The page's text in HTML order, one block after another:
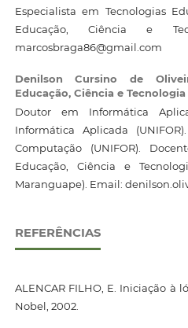
Especialista em Tecnologias
Educação, Ciência e
marcosbraga86@gmail.com
Denilson Cursino de
Educação, Ciência e Tecnologia
Doutor em Informática
Informática Aplicada
Computação (UNIFOR).
Educação, Ciência e
Maranguape). Email:
REFERÊNCIAS
ALENCAR FILHO, E. Iniciação à
Nobel, 2002.